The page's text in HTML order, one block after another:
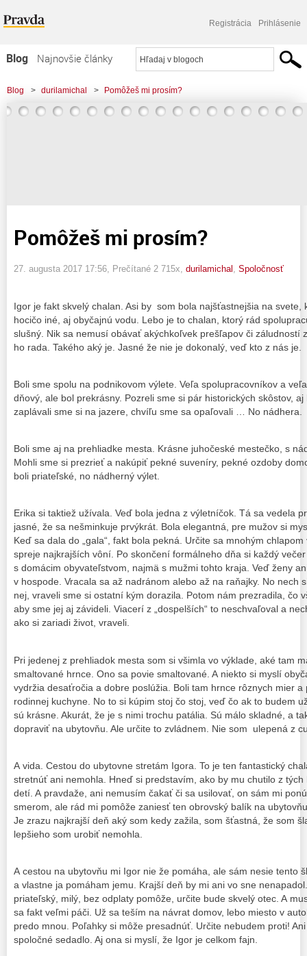
Registrácia Prihlásenie
Blog
Najnovšie články
Najčítanejšie články
Najkomentovanejšie články
Blog > durilamichal > Pomôžeš mi prosím?
Pomôžeš mi prosím?
27. augusta 2017 17:56 , Prečítané 2 715x, durilamichal Spoločnosť
Igor je fakt skvelý chalan. Asi by som bola najšťastnejšia na svete,
hocičo iné, aj obyčajnú vodu. Lebo je to chalan, ktorý rád
slušný. Nik sa nemusí obávať akýchkoľvek prešľapov či záludností
ho rada. Takého aký je. Jasné že nie je dokonalý, veď kto z nás je.
Boli sme spolu na podnikovom výlete. Veľa spolupracovníkov a
dňový, ale bol prekrásny. Pozreli sme si pár historických skôstov,
zaplávali sme si na jazere, chvíľu sme sa opaľovali … No nádhera.
Boli sme aj na prehliadke mesta. Krásne juhočeské mestečko, s
Mohli sme si prezrieť a nakúpiť pekné suveníry, pekné ozdoby
boli priateľské, no nádherný výlet.
Erika si taktiež užívala. Veď bola jedna z výletníčok. Tá sa vedela
jasné, že sa nešminkuje prvýkrát. Bola elegantná, pre mužov si
Keď sa dala do „gala“, fakt bola pekná. Určite sa mnohým
spreje najkrajších vôní. Po skončení formálneho dňa si každý
s domácim obyvateľstvom, najmä s mužmi tohto kraja. Veď ženy
v hospode. Vracala sa až nadránom alebo až na raňajky. No nech
nej, vraveli sme si ostatní kým dorazila. Potom nám prezradila, čo
aby sme jej aj závideli. Viacerí z „dospelších“ to neschvaľoval a
ako si zariadi život, vraveli.
Pri jedenej z prehliadok mesta som si všimla vo výklade, aké tam
smaltované hrnce. Ono sa povie smaltované. A niekto si myslí
vydržia desaťročia a dobre poslúžia. Boli tam hrnce rôznych mier a
rodinnej kuchyne. No to si kúpim stoj čo stoj, veď čo ak to budem
sú krásne. Akurát, že je s nimi trochu patália. Sú málo skladné, a
dopraviť na ubytovňu. Ale určite to zvládnem. Nie som ulepená z
A vida. Cestou do ubytovne stretám Igora. To je ten fantastický
stretnúť ani nemohla. Hneď si predstavím, ako by mu chutilo z
detí. A pravdaže, ani nemusím čakať či sa usilovať, on sám mi
smerom, ale rád mi pomôže zaniesť ten obrovský balík na
Je zrazu najkrajší deň aký som kedy zažila, som šťastná, že som
lepšieho som urobiť nemohla.
A cestou na ubytovňu mi Igor nie že pomáha, ale sám nesie tento
a vlastne ja pomáham jemu. Krajší deň by mi ani vo sne
priateľský, milý, bez odplaty pomôže, určite bude skvelý otec. A
sa fakt veľmi páči. Už sa teším na návrat domov, lebo miesto v
predo mnou. Poľahky si môže presadnúť. Určite nebudem proti!
spoločné sedadlo. Aj ona si myslí, že Igor je celkom fajn.